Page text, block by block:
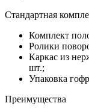
Стандартная
Комплект
Ролики
Каркас из
шт.;
Упаковка
Преимущества